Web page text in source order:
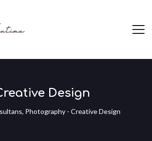
Design
, Photography - Creative Design